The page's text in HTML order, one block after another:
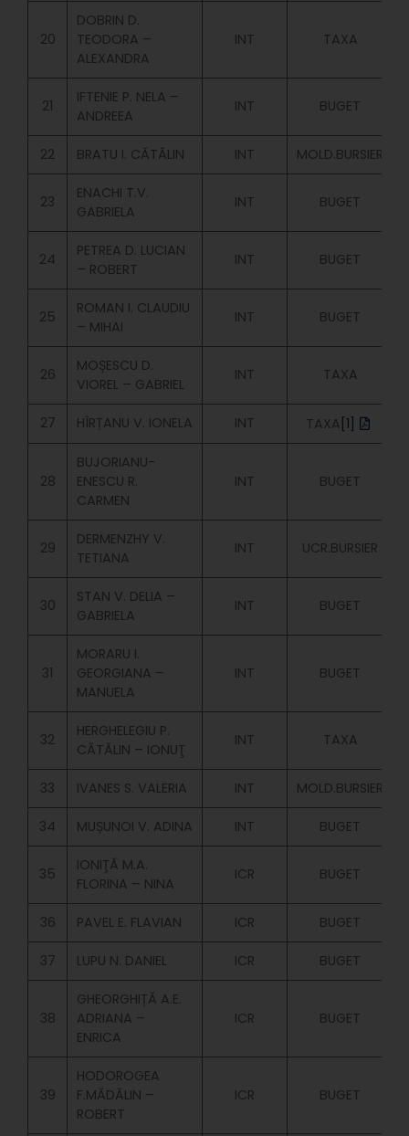
20
DOBRIN D.
TEODORA –
ALEXANDRA
INT TAXA
21
IFTENIE P. NELA –
ANDREEA
INT BUGET
22 BRATU I. CĂTĂLIN INT MOLD.BURSIER
23
ENACHI T.V.
GABRIELA
INT BUGET
24
PETREA D. LUCIAN
– ROBERT
INT BUGET
25
ROMAN I. CLAUDIU
– MIHAI
INT BUGET
26
MOȘESCU D.
VIOREL – GABRIEL
INT TAXA
27 HÎRȚANU V. IONELA INT TAXA [1]
28
BUJORIANU-
ENESCU R.
CARMEN
INT BUGET
29
DERMENZHY V.
TETIANA
INT UCR.BURSIER
30
STAN V. DELIA –
GABRIELA
INT BUGET
31
MORARU I.
GEORGIANA –
MANUELA
INT BUGET
32
HERGHELEGIU P.
CĂTĂLIN – IONUŢ
INT TAXA
33 IVANES S. VALERIA INT MOLD.BURSIER
34 MUȘUNOI V. ADINA INT BUGET
35
IONIŢĂ M.A.
FLORINA – NINA
ICR BUGET
36 PAVEL E. FLAVIAN ICR BUGET
37 LUPU N. DANIEL ICR BUGET
38
GHEORGHIȚĂ A.E.
ADRIANA –
ENRICA
ICR BUGET
39
HODOROGEA
F.MĂDĂLIN –
ROBERT
ICR BUGET